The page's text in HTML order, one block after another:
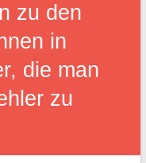
zu den
in
die man
zu